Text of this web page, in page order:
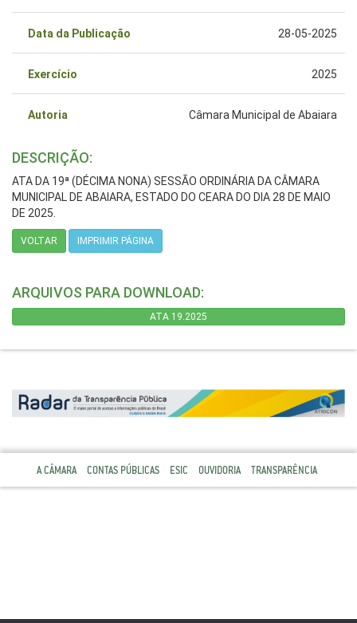
Data da Publicação 28-05-2025
Exercício 2025
Autoria Câmara Municipal de Abaiara
DESCRIÇÃO:
ATA DA 19ª (DÉCIMA NONA) SESSÃO ORDINÁRIA DA CÂMARA
MUNICIPAL DE ABAIARA, ESTADO DO CEARA DO DIA 28 DE MAIO
DE 2025.
VOLTAR IMPRIMIR PÁGINA
ARQUIVOS PARA DOWNLOAD:
ATA 19.2025
A CÂMARA CONTAS PÚBLICAS ESIC OUVIDORIA TRANSPARÊNCIA